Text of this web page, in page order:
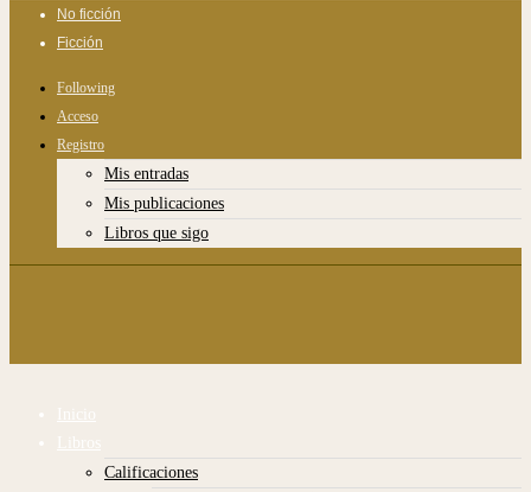
No ficción
Ficción
Following
Acceso
Registro
Mis entradas
Mis publicaciones
Libros que sigo
Inicio
Libros
Calificaciones